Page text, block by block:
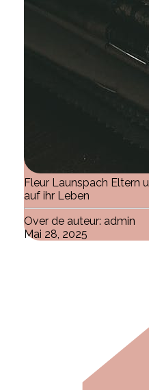
Fleur Launspach Eltern
auf ihr Leben
Over de auteur: admin
Mai 28, 2025